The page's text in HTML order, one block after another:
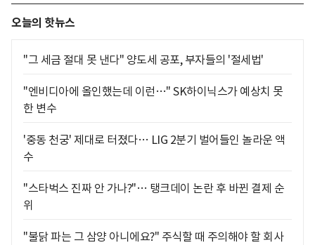
오늘의 핫뉴스
"그 세금 절대 못 낸다" 양도세 공포, 부자들의 '절세법'
"엔비디아에 올인했는데 이런…" SK하이닉스가 예상치 못
한 변수
'중동 천궁' 제대로 터졌다… LIG 2분기 벌어들인 놀라운 액
수
"스타벅스 진짜 안 가나?"… 탱크데이 논란 후 바뀐 결제 순
위
"불닭 파는 그 삼양 아니에요?" 주식할 때 주의해야 할 회사